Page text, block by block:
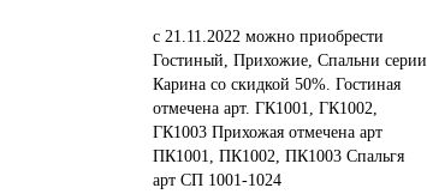
с 21.11.2022 можно приобрести
Гостиный, Прихожие, Спальни серии
Карина со скидкой 50%. Гостиная
отмечена арт. ГК1001, ГК1002,
ГК1003 Прихожая отмечена арт
ПК1001, ПК1002, ПК1003 Спальгя
арт СП 1001-1024